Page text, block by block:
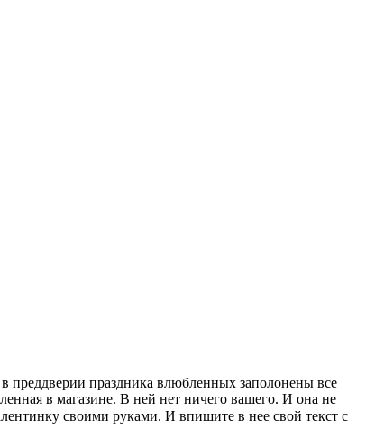
преддверии праздника влюбленных заполонены все
в магазине. В ней нет ничего вашего. И она не
своими руками. И впишите в нее свой текст с